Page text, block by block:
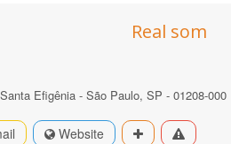
Real som
Efigênia - São Paulo, SP - 01208-000
Website